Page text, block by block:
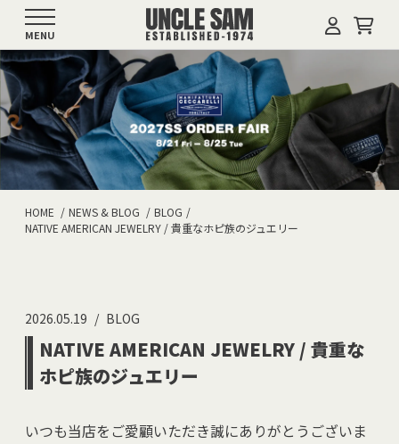
MENU
HOME NEWS & BLOG
BLOG
NATIVE AMERICAN JEWELRY / 貴重なホピ族のジュエリー
2026.05.19 BLOG
NATIVE AMERICAN JEWELRY / 貴重な
ホピ族のジュエリー
いつも当店をご愛顧いただき誠にありがとうございま